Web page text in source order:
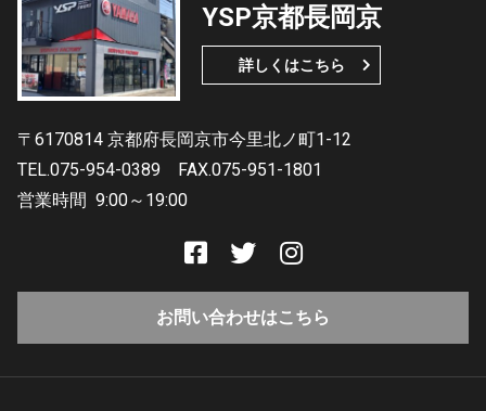
YSP京都長岡京
詳しくはこちら
〒6170814 京都府長岡京市今里北ノ町1-12
TEL.075-954-0389
FAX.075-951-1801
営業時間 9:00～19:00
お問い合わせはこちら